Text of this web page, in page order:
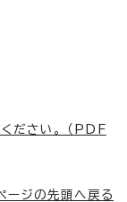
ださい。 （PDF
ージの先頭へ戻る